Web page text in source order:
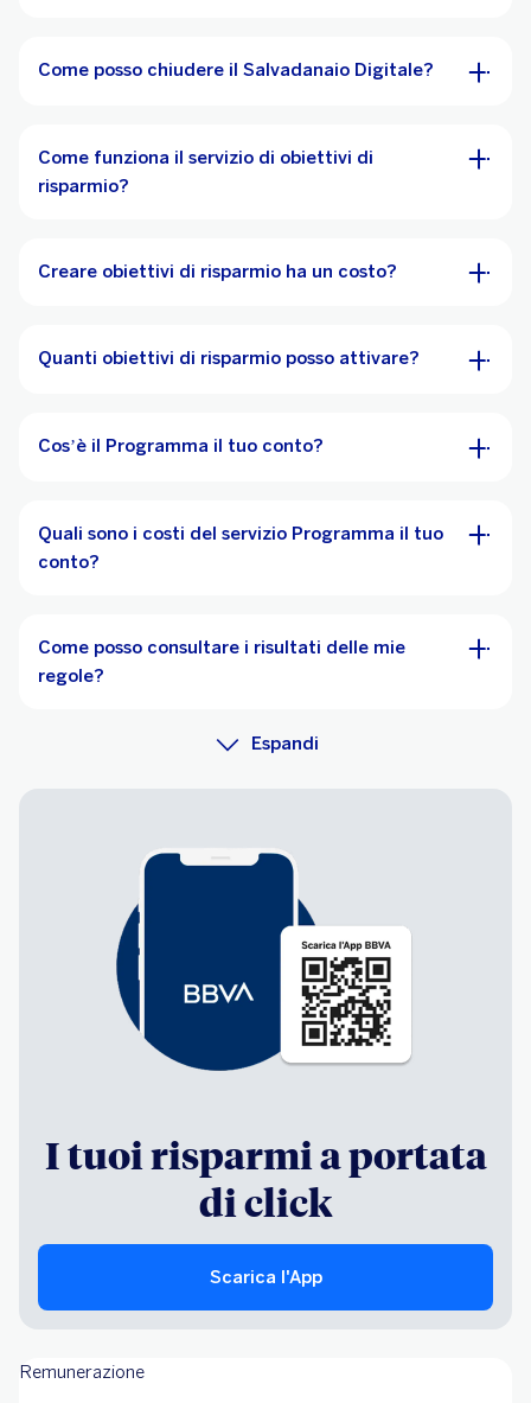
Come posso chiudere il Salvadanaio Digitale?
Come funziona il servizio di obiettivi di
risparmio?
Creare obiettivi di risparmio ha un costo?
Quanti obiettivi di risparmio posso attivare?
Cos’è il Programma il tuo conto?
Quali sono i costi del servizio Programma il tuo
conto?
Come posso consultare i risultati delle mie
regole?
Espandi
I tuoi risparmi a portata
di click
Scarica l'App
Remunerazione